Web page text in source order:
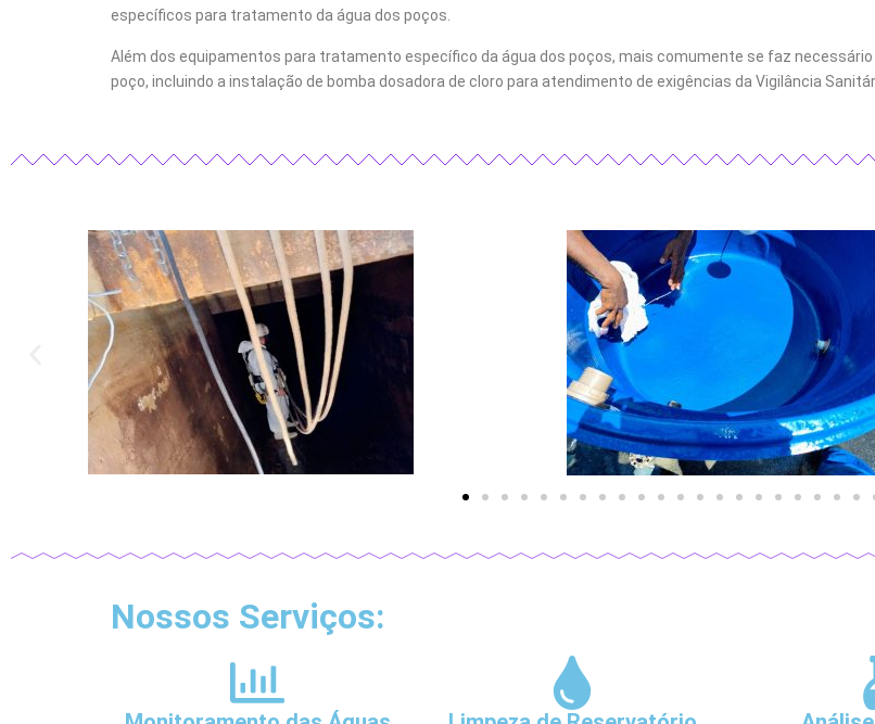
específicos para tratamento da água dos poços.
Além dos equipamentos para tratamento específico da água dos poços, mais comumente se faz
poço, incluindo a instalação de bomba dosadora de cloro para atendimento de exigências da Vigilância
Nossos Serviços: